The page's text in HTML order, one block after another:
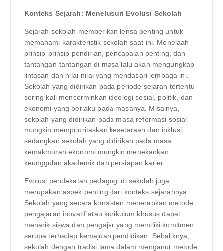
Konteks Sejarah: Menelusuri Evolusi Sekolah
Sejarah sekolah memberikan lensa penting untuk
memahami karakteristik sekolah saat ini. Menelaah
prinsip-prinsip pendirian, pencapaian penting, dan
tantangan-tantangan di masa lalu akan mengungkap
lintasan dan nilai-nilai yang mendasari lembaga ini.
Sekolah yang didirikan pada periode sejarah tertentu
sering kali mencerminkan ideologi sosial, politik, dan
ekonomi yang berlaku pada masanya. Misalnya,
sekolah yang didirikan pada masa reformasi sosial
mungkin memprioritaskan kesetaraan dan inklusi,
sedangkan sekolah yang didirikan pada masa
kemakmuran ekonomi mungkin menekankan
keunggulan akademik dan persiapan karier.
Evolusi pendekatan pedagogi di sekolah juga
merupakan aspek penting dari konteks sejarahnya.
Sekolah yang secara konsisten menerapkan metode
pengajaran inovatif atau kurikulum khusus dapat
menarik siswa dan pengajar yang memiliki komitmen
serupa terhadap kemajuan pendidikan. Sebaliknya,
sekolah dengan tradisi lama dalam menganut metode